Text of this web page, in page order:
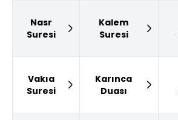
Nasr
Suresi
Kalem
Suresi
Vakıa
Suresi
Karınca
Duası